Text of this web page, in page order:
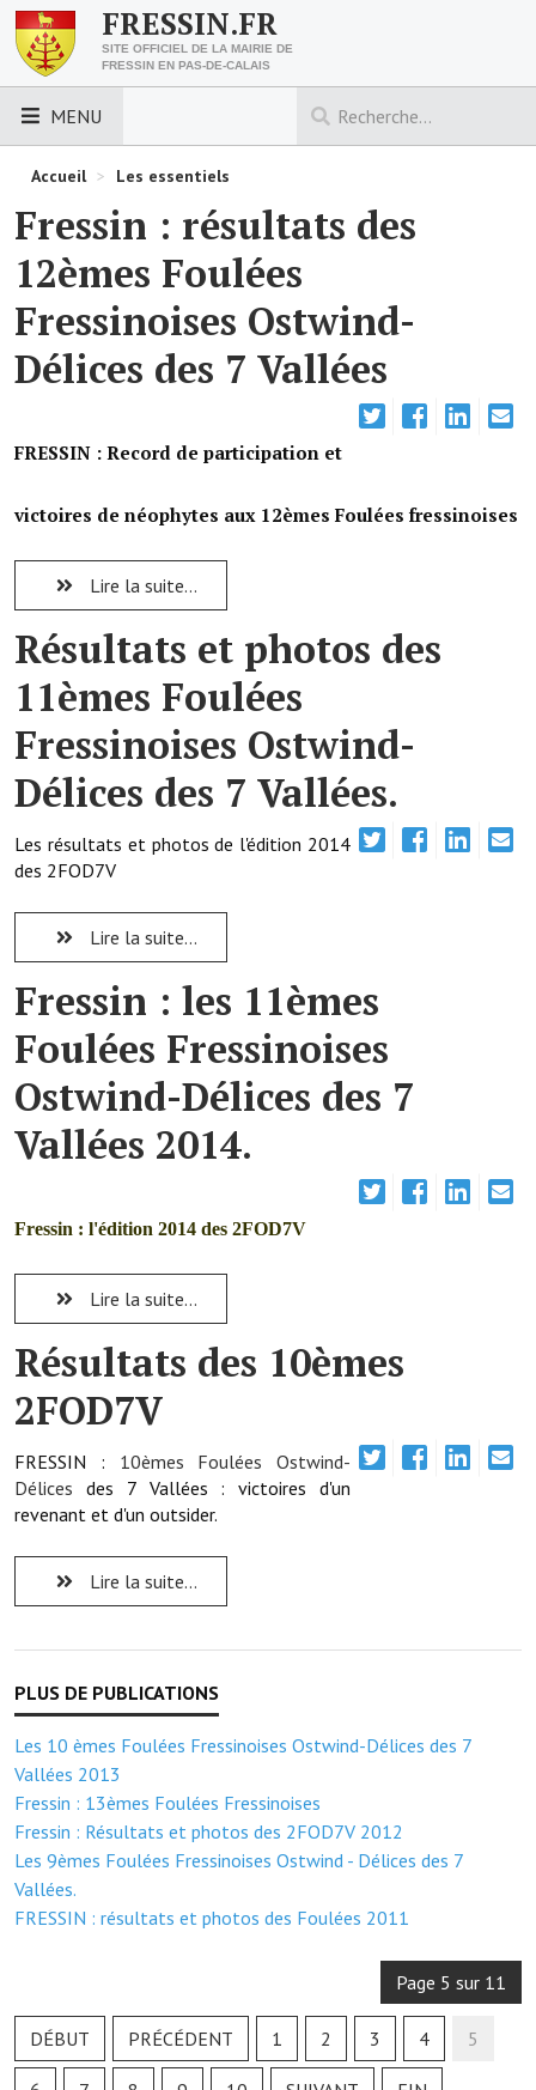
FRESSIN.FR
SITE OFFICIEL DE LA MAIRIE DE
FRESSIN EN PAS-DE-CALAIS
MENU
LES ESSENTIELS
Découvrez Fressin
Venir à Fressin
Urbanisme
Nous contacter
ACCÈS RAPIDE
Démarches administratives
Projets et travaux en cours
Fêtes et manifestations
Numéros d'urgence
Terrains et maisons à vendre
VOTRE MAIRIE
L'équipe municipale
Le personnel municipal
Les moyens financiers
Note de synthèse financière
Rapport d'orientation budgétaire
Projets et travaux en cours
Procès verbaux des conseils municipaux
Communication
Le bulletin municipal : Fressinfo & Le Fressinois
Toutes les publications
Le village dans l'intercommunalité
Communauté de communes
L'office de tourisme
VILLE PRATIQUE
Services publics intercommunaux
Affaires scolaires, CCAS
France services
France Renov
Accueil > Les essentiels
Fressin : résultats des
12èmes Foulées
Fressinoises Ostwind-
Délices des 7 Vallées
FRESSIN : Record de participation et
victoires de néophytes aux 12èmes Foulées fressinoises
Lire la suite...
Résultats et photos des
11èmes Foulées
Fressinoises Ostwind-
Délices des 7 Vallées.
Les résultats et photos de l'édition 2014
des 2FOD7V
Lire la suite...
Fressin : les 11èmes
Foulées Fressinoises
Ostwind-Délices des 7
Vallées 2014.
Fressin : l'édition 2014 des 2FOD7V
Lire la suite...
Résultats des 10èmes
2FOD7V
FRESSIN : 10èmes Foulées Ostwind-
Délices des 7 Vallées : victoires d'un
revenant et d'un outsider.
Lire la suite...
Les 10 èmes Foulées Fressinoises Ostwind-Délices des 7
Vallées 2013
Fressin : 13èmes Foulées Fressinoises
Fressin : Résultats et photos des 2FOD7V 2012
Les 9èmes Foulées Fressinoises Ostwind - Délices des 7
Vallées.
FRESSIN : résultats et photos des Foulées 2011
Page 5 sur 11
DÉBUT PRÉCÉDENT 1 2 3 4 5